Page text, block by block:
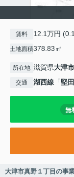
賃料 12.1万円
土地面積378.83㎡
所在地 滋賀県大津市
交通 湖西線 「堅田
無
大津市真野１丁目の事